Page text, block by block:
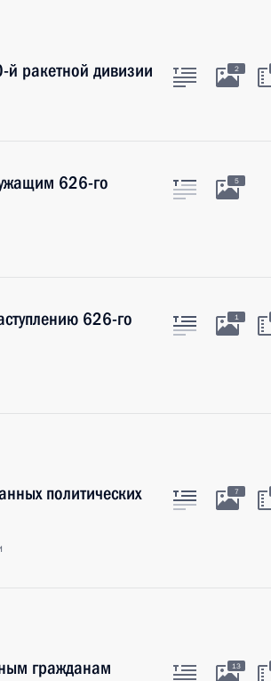
й ракетной дивизии
2
626-го
5
626-го
1
политических
7
гражданам
13